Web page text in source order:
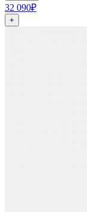
32 090₽
+